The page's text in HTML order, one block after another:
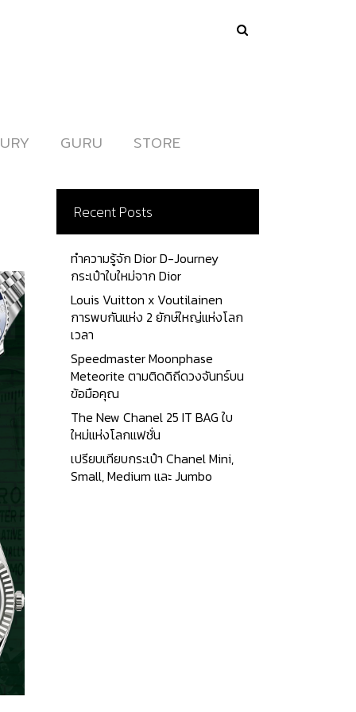
GURU
GURU STORE
STORE
Recent Posts
ทำความรู้จัก Dior D-Journey
กระเป๋าใบใหม่จาก Dior
Louis Vuitton x Voutilainen
การพบกันแห่ง 2 ยักษ์ใหญ่แห่งโลก
เวลา
Speedmaster Moonphase
Meteorite ตามติดดิถีดวงจันทร์บน
ข้อมือคุณ
The New Chanel 25 IT BAG ใบ
ใหม่แห่งโลกแฟชั่น
เปรียบเทียบกระเป๋า Chanel Mini,
Small, Medium และ Jumbo